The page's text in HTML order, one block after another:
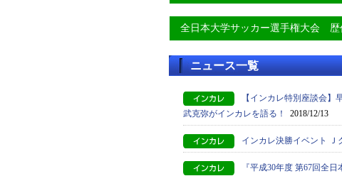
全日本大学サッカー選手権大会 歴
ニュース一覧
【インカレ特別座談会
武克弥がインカレを語る！
2018/12/13
インカレ決勝イベント Ｊ
『平成30年度 第67回全